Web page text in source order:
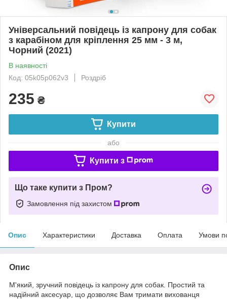
Універсальний повідець із капрону для собак
з карабіном для кріплення 25 мм - 3 м,
Чорний (2021)
В наявності
Код: 05k05p062v3
Роздріб
235 ₴
Купити
або
Купити з
Що таке купити з Пром?
Замовлення під захистом
Опис Характеристики Доставка Оплата Умови
Опис
М'який, зручний повідець із капрону для собак. Простий та
надійний аксесуар, що дозволяє Вам тримати вихованця